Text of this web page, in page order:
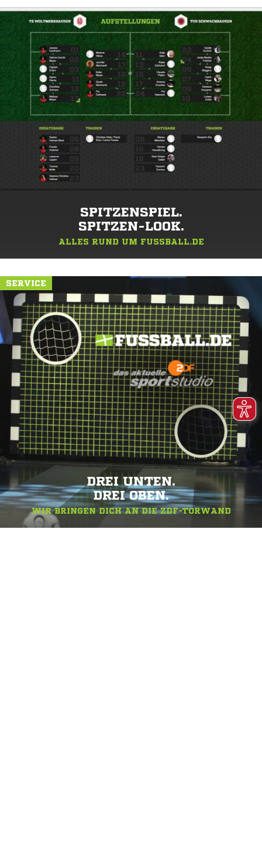
SPITZENSPIEL.
SPITZEN-LOOK.
ALLES RUND UM FUSSBALL.DE
SERVICE
DREI UNTEN.
DREI OBEN.
WIR BRINGEN DICH AN DIE ZDF-TORWAND